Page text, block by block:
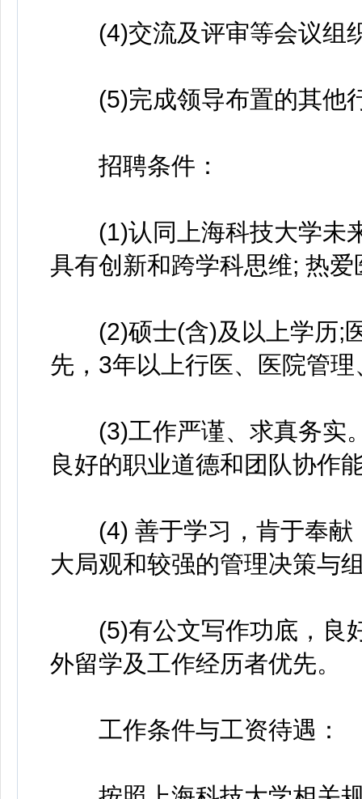
(4)交流及评审等会议组
(5)完成领导布置的其他
招聘条件：
(1)认同上海科技大学未
具有创新和跨学科思维; 热
(2)硕士(含)及以上学历;医
先，3年以上行医、医院管
(3)工作严谨、求真务实
良好的职业道德和团队协作
(4) 善于学习，肯于奉献
大局观和较强的管理决策与
(5)有公文写作功底，良
外留学及工作经历者优先。
工作条件与工资待遇：